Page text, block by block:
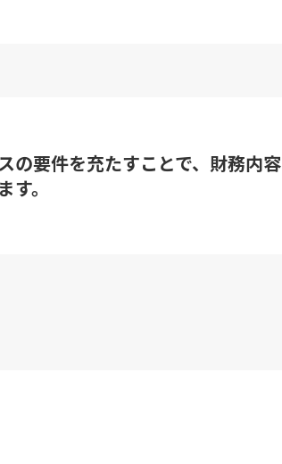
の要件を充たすことで、財務内
す。